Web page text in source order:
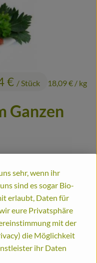
Ganzen
€ / Stück 18,09 € / kg
€/ kg
10% MwSt
wird genau eingewogen.
Herkunft
sehr, wenn ihr
sind es sogar Bio-
erlaubt, Daten für
eure Privatsphäre
mit der
die Möglichkeit
ihr Daten